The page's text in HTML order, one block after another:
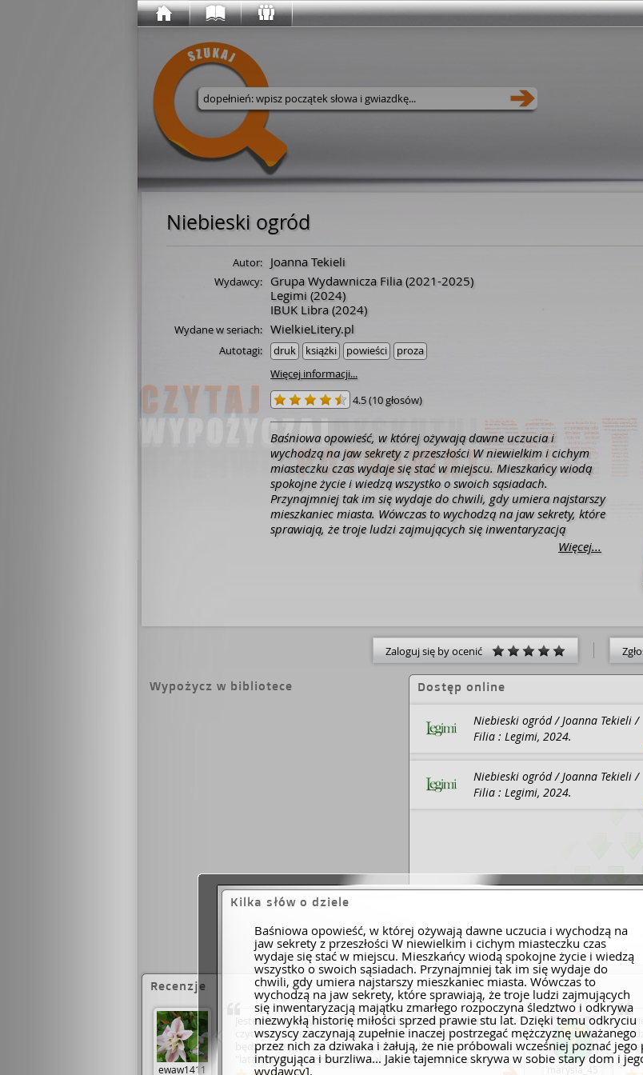
Wyszukaj w serwisie
Niebieski ogród
Autor: Joanna Tekieli
Wydawcy: Grupa Wydawnicza Filia (2021-2025)
Legimi (2024)
IBUK Libra (2024)
Wydane w seriach: WielkieLitery.pl
Autotagi: druk książki powieści
proza
Więcej informacji...
4.5(10 głosów)
Baśniowa opowieść, w której ożywają dawne uczucia i
wychodzą na jaw sekrety z przeszłości W niewielkim i cichym
miasteczku czas wydaje się stać w miejscu. Mieszkańcy wiodą
spokojne życie i wiedzą wszystko o swoich sąsiadach.
Przynajmniej tak im się wydaje do chwili, gdy umiera najstarszy
mieszkaniec miasta. Wówczas to wychodzą na jaw sekrety, które
sprawiają, że troje ludzi zajmujących się inwentaryzacją
majątku zmarłego rozpoczyna śledztwo i odkrywa niezwykłą
zaniedbany ogród [nota wydawcy].
Więcej...
Zaloguj się by ocenić
Wypożycz w bibliotece Dostęp online
Niebieski ogród / Joanna Tekieli /
Filia : Legimi, 2024.
Niebieski ogród / Joanna Tekieli /
Filia : Legimi, 2024.
Dodaj link
Recenzje
ewaw1411
Jestem bardzo wymagającą czytelniczką. ALE Tę książkę
czytałam z ogromną przyjemnością i zaciekawieniem co
będzie dalej. Każdy rozdział "obecnych lat" na przemian z
"latami dawniejszymi" zachęcał do czytania tej pięknej
historii.
marysia_45
:
Kilka słów o dziele
Baśniowa opowieść, w której ożywają dawne uczucia i wychodzą na
jaw sekrety z przeszłości W niewielkim i cichym miasteczku czas
wydaje się stać w miejscu. Mieszkańcy wiodą spokojne życie i wiedzą
wszystko o swoich sąsiadach. Przynajmniej tak im się wydaje do
chwili, gdy umiera najstarszy mieszkaniec miasta. Wówczas to
wychodzą na jaw sekrety, które sprawiają, że troje ludzi zajmujących
się inwentaryzacją majątku zmarłego rozpoczyna śledztwo i odkrywa
niezwykłą historię miłości sprzed prawie stu lat. Dzięki temu odkryciu
wszyscy zaczynają zupełnie inaczej postrzegać mężczyznę uważanego
przez nich za dziwaka i żałują, że nie próbowali wcześniej poznać jego
intrygująca i burzliwa... Jakie tajemnice skrywa w sobie stary dom i
wydawcy].